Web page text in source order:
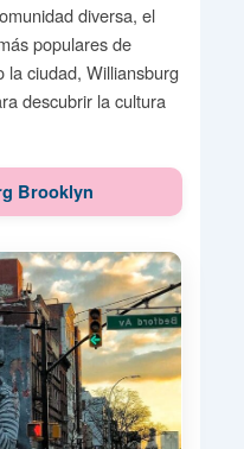
diversa, el
populares de
la ciudad, Williansburg
descubrir la cultura
Brooklyn